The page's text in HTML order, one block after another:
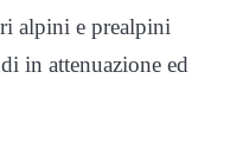
alpini e prealpini
in attenuazione ed